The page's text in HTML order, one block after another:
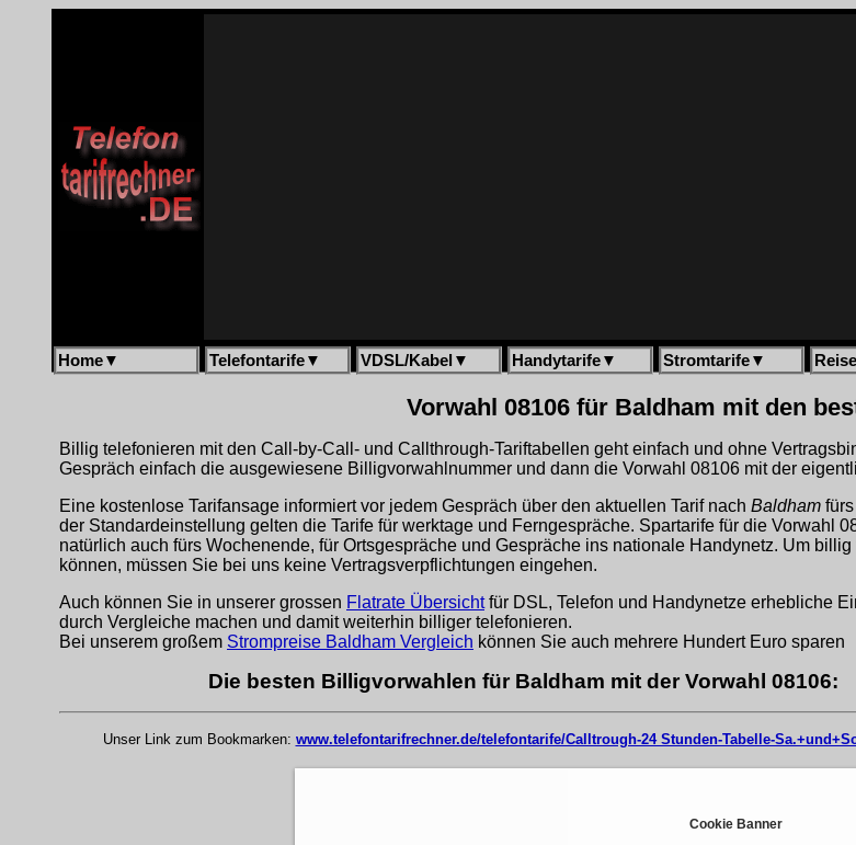
Home▼ Telefontarife▼ VDSL/Kabel ▼ Handytarife▼ Stromtarife▼
Vorwahl 08106 für Baldham mit den
Billig telefonieren mit den Call-by-Call- und Callthrough-Tariftabellen geht einfach und ohne
Gespräch einfach die ausgewiesene Billigvorwahlnummer und dann die Vorwahl 08106 mit der
Eine kostenlose Tarifansage informiert vor jedem Gespräch über den aktuellen Tarif nach Baldham
der Standardeinstellung gelten die Tarife für werktage und Ferngespräche. Spartarife für die Vorwahl
natürlich auch fürs Wochenende, für Ortsgespräche und Gespräche ins nationale Handynetz. Um
können, müssen Sie bei uns keine Vertragsverpflichtungen eingehen.
Auch können Sie in unserer grossen Flatrate Übersichtfür DSL, Telefon und Handynetze erhebliche
durch Vergleiche machen und damit weiterhin billiger telefonieren.
Bei unserem großem Strompreise Baldham Vergleich können Sie auch mehrere Hundert Euro sparen
Die besten Billigvorwahlen für Baldham mit der Vorwahl 08106:
Unser Link zum Bookmarken: www.telefontarifrechner.de/telefontarife/Calltrough-24 Stunden-Tabelle-
Cookie Banner